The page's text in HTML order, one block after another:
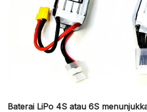
Baterai LiPo 4S atau 6S